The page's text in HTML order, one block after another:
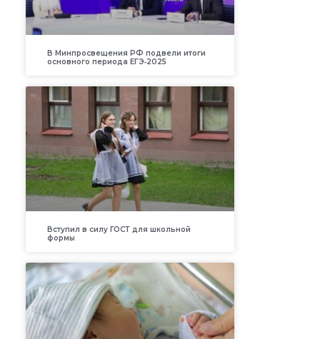
В Минпросвещения РФ подвели итоги
основного периода ЕГЭ‑2025
Вступил в силу ГОСТ для школьной
формы